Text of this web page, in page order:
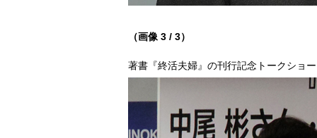
（画像 3 / 3）
著書『終活夫婦』の刊行記念トークショ